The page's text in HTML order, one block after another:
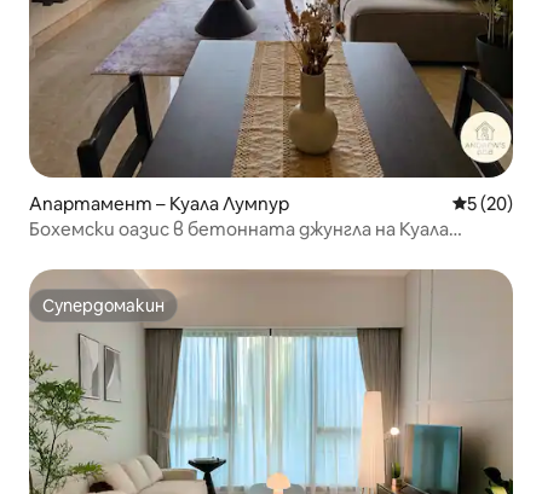
Апартамент – Куала Лумпур Средна
5 (20)
Бохемски оазис в бетонната джунгла на Куала
Супердомакин
Супердомакин